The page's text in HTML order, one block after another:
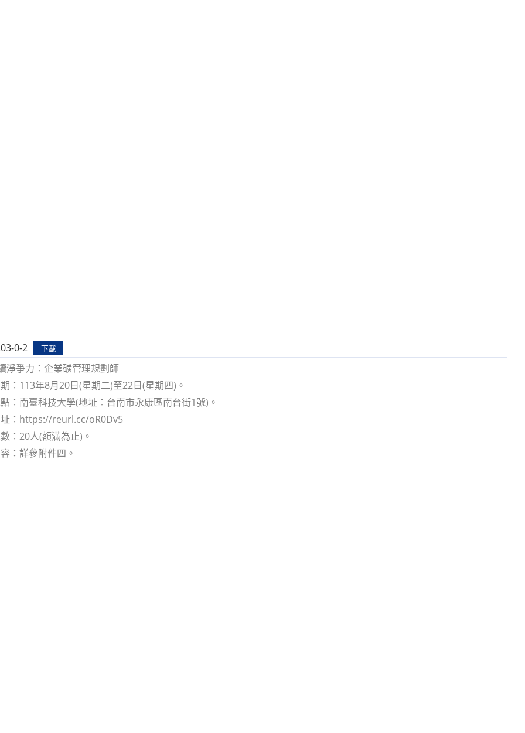
0-2 下載
淨爭力：企業碳管理規劃師
：113年8月20日(星期二)至22日(星期四)。
：南臺科技大學(地址：台南市永康區南台街1號)。
址：https://reurl.cc/oR0Dv5
：20人(額滿為止)。
：詳參附件四。